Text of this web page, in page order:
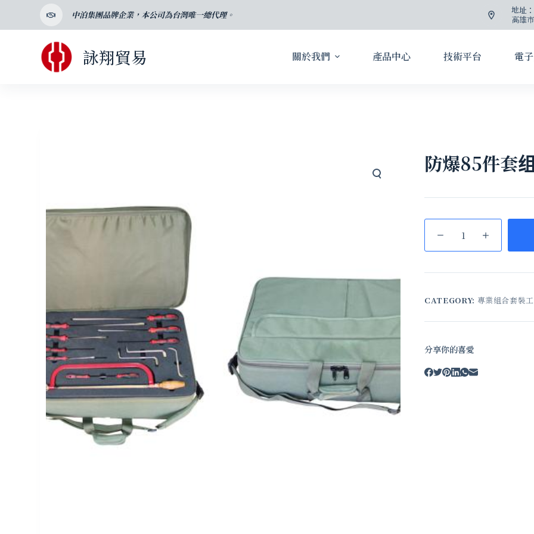
至
中泊集團品牌企業，本公司為台灣唯一總代理。
地址：
高雄
詠翔貿易 關於我們 產品中心 技術平台 電
防爆85件套
CATEGORY: 專業組合套裝
分享你的喜愛